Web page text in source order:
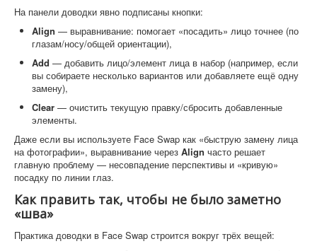
На панели доводки явно подписаны кнопки:
Align — выравнивание: помогает «посадить» лицо точнее (по
глазам/носу/общей ориентации),
Add — добавить лицо/элемент лица в набор (например, если
вы собираете несколько вариантов или добавляете ещё одну
замену),
Clear — очистить текущую правку/сбросить добавленные
элементы.
Даже если вы используете Face Swap как «быструю замену лица
на фотографии», выравнивание через Align часто решает
главную проблему — несовпадение перспективы и «кривую»
посадку по линии глаз.
Как править так, чтобы не было заметно
«шва»
Практика доводки в Face Swap строится вокруг трёх вещей: